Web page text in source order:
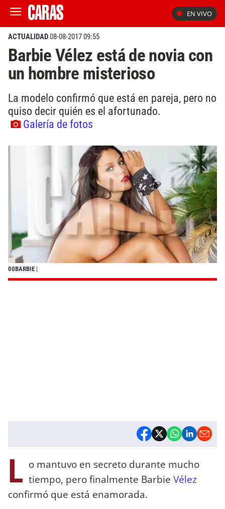
EN VIVO
ACTUALIDAD08-08-2017 09:55
Barbie Vélez está de novia con
un hombre misterioso
La modelo confirmó que está en pareja, pero no
quiso decir quién es el afortunado.
Galería de fotos
00BARBIE |
L o mantuvo en secreto durante mucho
tiempo, pero finalmente Barbie Vélez
confirmó que está enamorada.